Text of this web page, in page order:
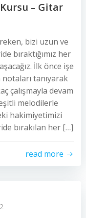
– Gitar
bizi uzun ve
bıraktığımız her
İlk önce işe
tanıyarak
çalışmayla devam
melodilerle
hakimiyetimizi
bırakılan her […]
read more